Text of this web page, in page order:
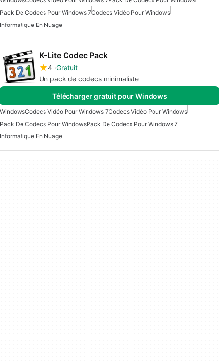
Pack De Codecs Pour Windows 7Codecs Vidéo Pour Windows
Informatique En Nuage
K-Lite Codec Pack
4 Gratuit
Un pack de codecs minimaliste
Télécharger gratuit pour Windows
WindowsCodecs Vidéo Pour Windows 7Codecs Vidéo Pour Windows
Pack De Codecs Pour WindowsPack De Codecs Pour Windows 7
Informatique En Nuage